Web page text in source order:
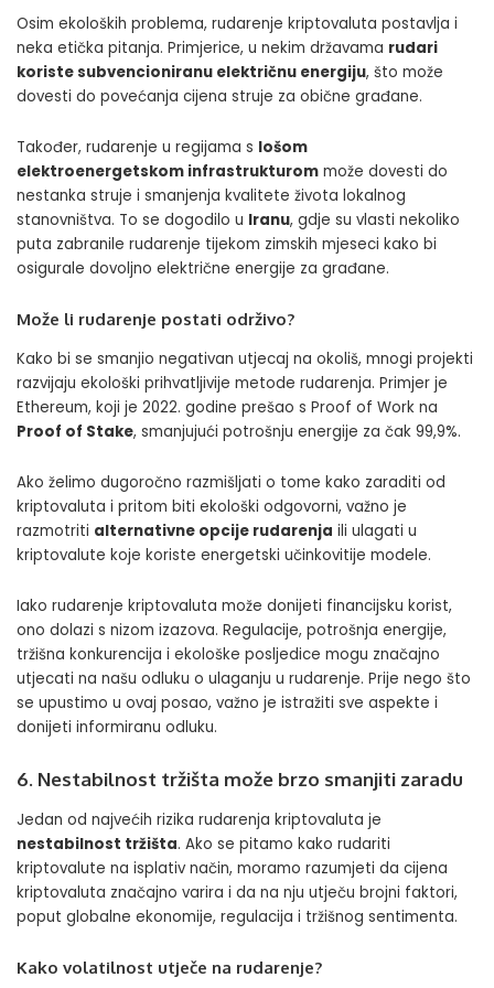
Osim ekoloških problema, rudarenje kriptovaluta postavlja i
neka etička pitanja. Primjerice, u nekim državama rudari
koriste subvencioniranu električnu energiju, što može
dovesti do povećanja cijena struje za obične građane.
Također, rudarenje u regijama s lošom
elektroenergetskom infrastrukturom može dovesti do
nestanka struje i smanjenja kvalitete života lokalnog
stanovništva. To se dogodilo u Iranu, gdje su vlasti nekoliko
puta zabranile rudarenje tijekom zimskih mjeseci kako bi
osigurale dovoljno električne energije za građane.
Može li rudarenje postati održivo?
Kako bi se smanjio negativan utjecaj na okoliš, mnogi projekti
razvijaju ekološki prihvatljivije metode rudarenja. Primjer je
Ethereum, koji je 2022. godine prešao s Proof of Work na
Proof of Stake, smanjujući potrošnju energije za čak 99,9%.
Ako želimo dugoročno razmišljati o tome kako zaraditi od
kriptovaluta i pritom biti ekološki odgovorni, važno je
razmotriti alternativne opcije rudarenja ili ulagati u
kriptovalute koje koriste energetski učinkovitije modele.
Iako rudarenje kriptovaluta može donijeti financijsku korist,
ono dolazi s nizom izazova. Regulacije, potrošnja energije,
tržišna konkurencija i ekološke posljedice mogu značajno
utjecati na našu odluku o ulaganju u rudarenje. Prije nego što
se upustimo u ovaj posao, važno je istražiti sve aspekte i
donijeti informiranu odluku.
6. Nestabilnost tržišta može brzo smanjiti zaradu
Jedan od najvećih rizika rudarenja kriptovaluta je
nestabilnost tržišta. Ako se pitamo kako rudariti
kriptovalute na isplativ način, moramo razumjeti da cijena
kriptovaluta značajno varira i da na nju utječu brojni faktori,
poput globalne ekonomije, regulacija i tržišnog sentimenta.
Kako volatilnost utječe na rudarenje?